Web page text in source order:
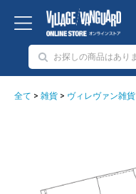
全て > 雑貨 > ヴィレヴァン雑貨